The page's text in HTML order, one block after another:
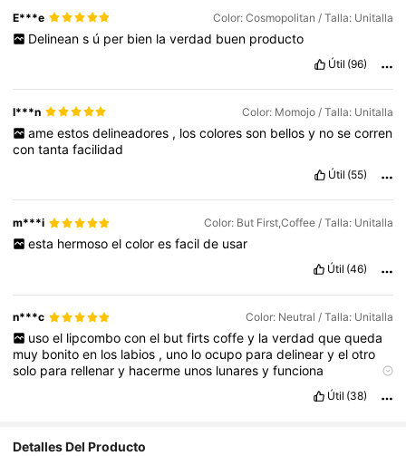
E***e Color: Cosmopolitan / Talla: Unitalla
Delinean s ú per bien la verdad buen producto
Útil (96)
I***n Color: Momojo / Talla: Unitalla
ame estos delineadores , los colores son bellos y no se corren
contantafacilidad
Útil (55)
m***i Color: But First,Coffee / Talla: Unitalla
esta hermoso el color es facil de usar
Útil (46)
n***c Color: Neutral / Talla: Unitalla
uso el lipcombo con el but firts coffe y la verdad que queda
muy bonitoen los labios , uno loocupo paradelinearyelotro
solo para rellenary hacerme unos lunaresyfunciona
Útil (38)
Detalles Del Producto
4,94 4.7M Seguidores